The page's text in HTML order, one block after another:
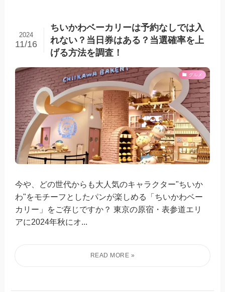
ちいかわベーカリーは予約なしでは入
れない？当日券はある？当選確率を上
げる方法を調査！
2024
11/16
グルメ
今や、どの世代からも大人気のキャラクター"ちいか
わ"をモチーフとしたパンが楽しめる「ちいかわベー
カリー」をご存じですか？ 東京の原宿・表参道エリ
アに2024年秋にオ...